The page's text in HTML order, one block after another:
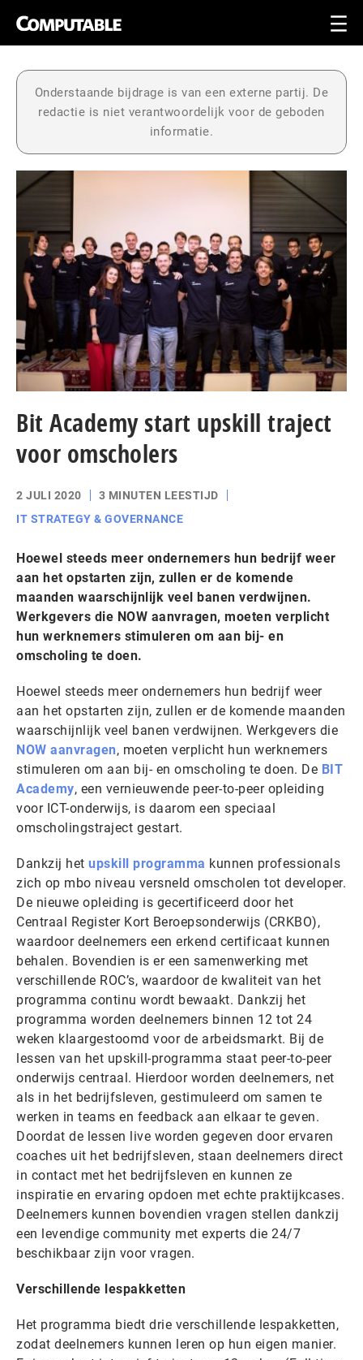
Onderstaande bijdrage is van een externe partij. De
redactie is niet verantwoordelijk voor de geboden
informatie.
Bit Academy start upskill traject
voor omscholers
2 JULI 2020
3 MINUTEN LEESTIJD
IT STRATEGY & GOVERNANCE
Hoewel steeds meer ondernemers hun bedrijf weer
aan het opstarten zijn, zullen er de komende
maanden waarschijnlijk veel banen verdwijnen.
Werkgevers die NOW aanvragen, moeten verplicht
hun werknemers stimuleren om aan bij- en
omscholing te doen.
Hoewel steeds meer ondernemers hun bedrijf weer
aan het opstarten zijn, zullen er de komende maanden
waarschijnlijk veel banen verdwijnen. Werkgevers die
NOW aanvragen, moeten verplicht hun werknemers
stimuleren om aan bij- en omscholing te doen. De BIT
Academy, een vernieuwende peer-to-peer opleiding
voor ICT-onderwijs, is daarom een speciaal
omscholingstraject gestart.
Dankzij het upskill programma kunnen professionals
zich op mbo niveau versneld omscholen tot developer.
De nieuwe opleiding is gecertificeerd door het
Centraal Register Kort Beroepsonderwijs (CRKBO),
waardoor deelnemers een erkend certificaat kunnen
behalen. Bovendien is er een samenwerking met
verschillende ROC’s, waardoor de kwaliteit van het
programma continu wordt bewaakt. Dankzij het
programma worden deelnemers binnen 12 tot 24
weken klaargestoomd voor de arbeidsmarkt. Bij de
lessen van het upskill-programma staat peer-to-peer
onderwijs centraal. Hierdoor worden deelnemers, net
als in het bedrijfsleven, gestimuleerd om samen te
werken in teams en feedback aan elkaar te geven.
Doordat de lessen live worden gegeven door ervaren
coaches uit het bedrijfsleven, staan deelnemers direct
in contact met het bedrijfsleven en kunnen ze
inspiratie en ervaring opdoen met echte praktijkcases.
Deelnemers kunnen bovendien vragen stellen dankzij
een levendige community met experts die 24/7
beschikbaar zijn voor vragen.
Verschillende lespakketten
Het programma biedt drie verschillende lespakketten,
zodat deelnemers kunnen leren op hun eigen manier.